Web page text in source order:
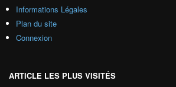
Informations Légales
Plan du site
Connexion
ARTICLE LES PLUS VISITÉS